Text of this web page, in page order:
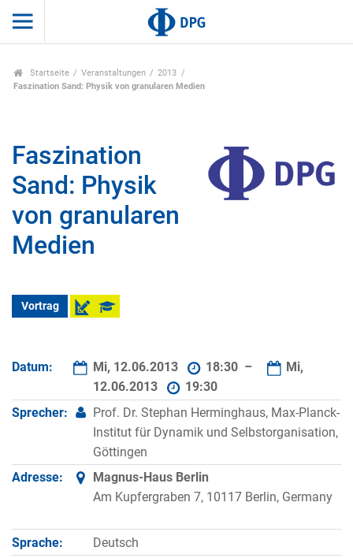
Startseite Veranstaltungen
2013
Faszination Sand: Physik von granularen Medien
Faszination
Sand: Physik
von granularen
Medien
Vortrag
Datum: Mi, 12.06.2013 18:30 –
Mi,
12.06.2013
19:30
Sprecher:
Prof. Dr. Stephan Herminghaus, Max-Planck-
Institut für Dynamik und Selbstorganisation,
Göttingen
Adresse:
Magnus-Haus Berlin
Am Kupfergraben 7, 10117 Berlin, Germany
Sprache:
Deutsch